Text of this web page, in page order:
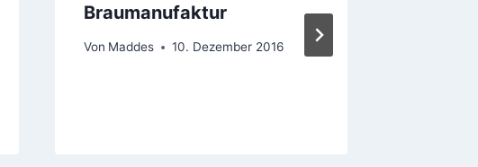
Braumanufaktur
Von Maddes 10. Dezember 2016